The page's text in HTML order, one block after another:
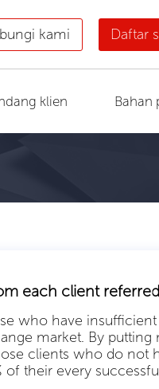
kami Daftar
klien Bahan
each client
who have
market. By
clients who do not
of their every